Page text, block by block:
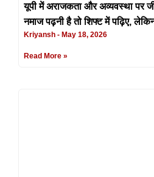
यूपी में अराजकता और अव्यवस्था पर
नमाज पढ़नी है तो शिफ्ट में पढ़िए,
Kriyansh May 18, 2026
Read More »